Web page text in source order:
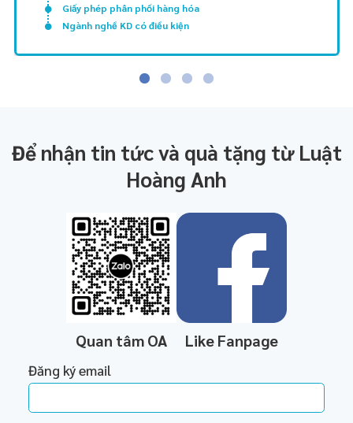
Giấy phép phân phối hàng hóa
Ngành nghề KD có điều kiện
Để nhận tin tức và quà tặng từ Luật
Hoàng Anh
Quan tâm OA Like Fanpage
Đăng ký email